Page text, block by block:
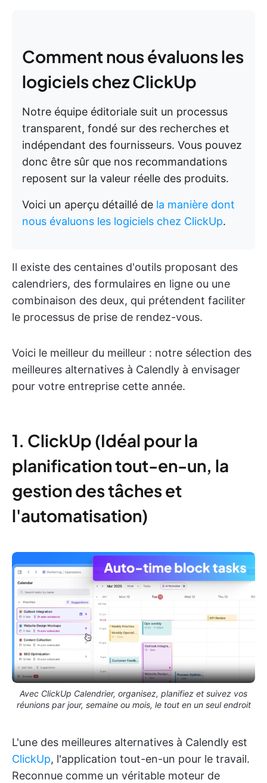
Comment nous évaluons les
logiciels chez ClickUp
Notre équipe éditoriale suit un processus
transparent, fondé sur des recherches et
indépendant des fournisseurs. Vous pouvez
donc être sûr que nos recommandations
reposent sur la valeur réelle des produits.
Voici un aperçu détaillé de la manière dont
nous évaluons les logiciels chez ClickUp.
Il existe des centaines d'outils proposant des
calendriers, des formulaires en ligne ou une
combinaison des deux, qui prétendent faciliter
le processus de prise de rendez-vous.
Voici le meilleur du meilleur : notre sélection des
meilleures alternatives à Calendly à envisager
pour votre entreprise cette année.
1. ClickUp (Idéal pour la
planification tout-en-un, la
gestion des tâches et
l'automatisation)
Avec ClickUp Calendrier, organisez, planifiez et suivez vos
réunions par jour, semaine ou mois, le tout en un seul endroit
L'une des meilleures alternatives à Calendly est
ClickUp, l'application tout-en-un pour le travail.
Reconnue comme un véritable moteur de